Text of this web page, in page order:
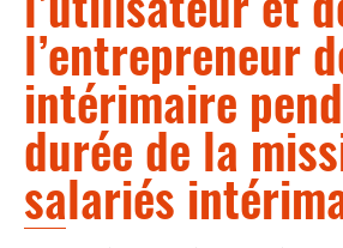
l’entrepreneur
intérimaire
durée de la
salariés